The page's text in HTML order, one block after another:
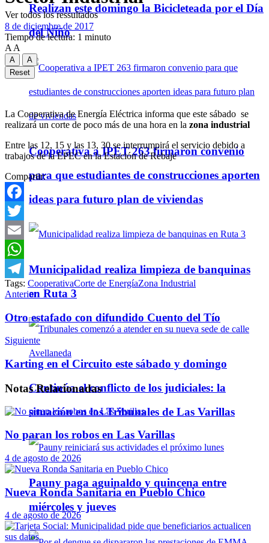
Realizan este domingo la Bicicleteada por el Día
del Niño
Cooperativa a IPET 263 firmaron convenio
para que estudiantes de construcciones aporten
ideas para futuro plan de viviendas
Municipalidad realiza limpieza de banquinas
en Ruta 3
Continúa el conflicto de los judiciales: la
situación en los Tribunales de Las Varillas
Pauny paga aguinaldo y quincena entre
miércoles y jueves
Ver todos los ressultados
8 de diciembre de 2017
Tiempo de lectura: 1 minuto
A A
A
A
Reset
La Cooperativa de Energía Eléctrica informa que este sábado se
realizará un corte de poco más de una hora en la zona industrial
Entre las 12, 15 y las 13, 30 se interrumpirá el servicio debido a
trabajos de la EPEC en la Estación de Rebaje
Compartir:
Facebook
Twitter
Email
WhatsApp
Telegram
Tags: CooperativaCorte de EnergíaZona Industrial
Anterior
Otro estafado con difundido Cuento del Tío
Siguiente
Karting en el Circuito este sábado y domingo
NotasRelacionadas
No paran los robos en Las Varillas
4 de agosto de 2026
Nueva Ronda Sanitaria en Pueblo Chico
4 de agosto de 2026